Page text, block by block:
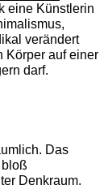
eine Künstlerin
verändert
Körper auf einer
darf.
Das
Denkraum.